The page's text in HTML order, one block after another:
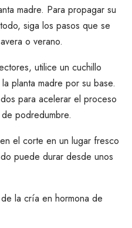
madre. Para propagar su
siga los pasos que se
o verano.
utilice un cuchillo
planta madre por su base.
para acelerar el proceso
podredumbre.
el corte en un lugar fresco
puede durar desde unos
la cría en hormona de